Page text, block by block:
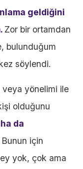
geldiğini
Zor bir ortamdan
bulunduğum
söylendi.
veya yönelimi ile
olduğunu
da
Bunun için
yok, çok ama